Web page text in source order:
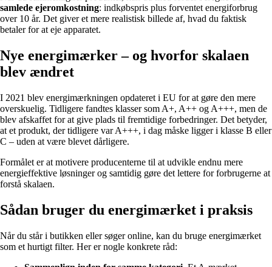
samlede ejeromkostning: indkøbspris plus forventet energiforbrug
over 10 år. Det giver et mere realistisk billede af, hvad du faktisk
betaler for at eje apparatet.
Nye energimærker – og hvorfor skalaen
blev ændret
I 2021 blev energimærkningen opdateret i EU for at gøre den mere
overskuelig. Tidligere fandtes klasser som A+, A++ og A+++, men de
blev afskaffet for at give plads til fremtidige forbedringer. Det betyder,
at et produkt, der tidligere var A+++, i dag måske ligger i klasse B eller
C – uden at være blevet dårligere.
Formålet er at motivere producenterne til at udvikle endnu mere
energieffektive løsninger og samtidig gøre det lettere for forbrugerne at
forstå skalaen.
Sådan bruger du energimærket i praksis
Når du står i butikken eller søger online, kan du bruge energimærket
som et hurtigt filter. Her er nogle konkrete råd: